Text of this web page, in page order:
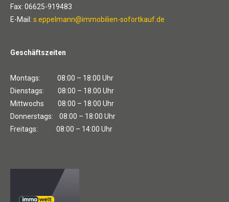
Fax: 06625-919483
E-Mail: s.eppelmann@immobilien-sofortkauf.de
Geschäftszeiten
Montags: 08:00 – 18:00 Uhr
Dienstags: 08:00 – 18:00 Uhr
Mittwochs 08:00 – 18:00 Uhr
Donnerstags: 08:00 – 18:00 Uhr
Freitags: 08:00 – 14:00 Uhr